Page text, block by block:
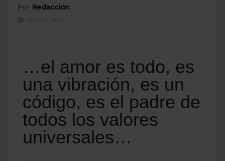
Por Redacción
…el amor es todo, es
una vibración, es un
código, es el padre de
todos los valores
universales…